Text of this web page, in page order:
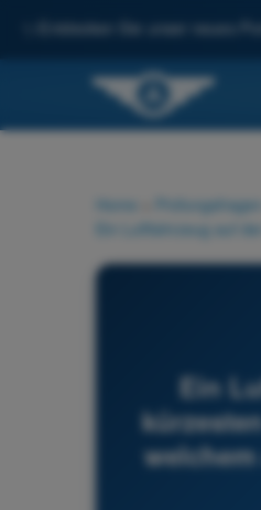
Entdecken Sie unser neues
Home Prüfungsfragen
Ein